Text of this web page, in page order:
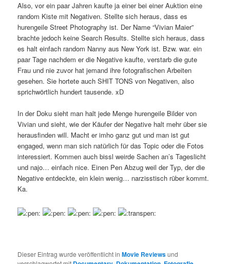
Also, vor ein paar Jahren kaufte ja einer bei einer Auktion eine
random Kiste mit Negativen. Stellte sich heraus, dass es
hurengeile Street Photography ist. Der Name “Vivian Maier”
brachte jedoch keine Search Results. Stellte sich heraus, dass
es halt einfach random Nanny aus New York ist. Bzw. war. ein
paar Tage nachdem er die Negative kaufte, verstarb die gute
Frau und nie zuvor hat jemand ihre fotografischen Arbeiten
gesehen. Sie hortete auch SHIT TONS von Negativen, also
sprichwörtlich hundert tausende. xD
In der Doku sieht man halt jede Menge hurengeile Bilder von
Vivian und sieht, wie der Käufer der Negative halt mehr über sie
herausfinden will. Macht er imho ganz gut und man ist gut
engaged, wenn man sich natürlich für das Topic oder die Fotos
interessiert. Kommen auch bissl weirde Sachen an’s Tageslicht
und najo… einfach nice. Einen Pen Abzug weil der Typ, der die
Negative entdeckte, ein klein wenig… narzisstisch rüber kommt.
Ka.
Dieser Eintrag wurde veröffentlicht inMovie Reviewsund